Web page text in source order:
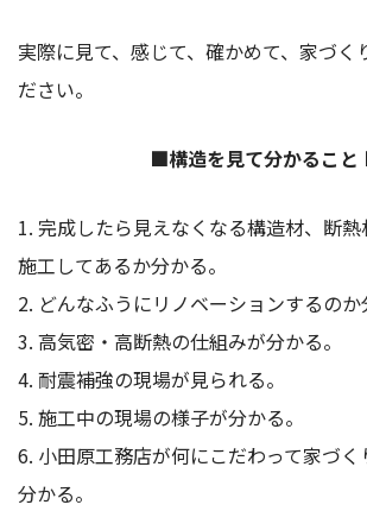
実際に見て、感じて、確かめて、家づく
ださい。
■構造を見て分かるこ
1. 完成したら見えなくなる構造材、断
施工してあるか分かる。
2. どんなふうにリノベーションするのか
3. 高気密・高断熱の仕組みが分かる。
4. 耐震補強の現場が見られる。
5. 施工中の現場の様子が分かる。
6. 小田原工務店が何にこだわって家づ
分かる。